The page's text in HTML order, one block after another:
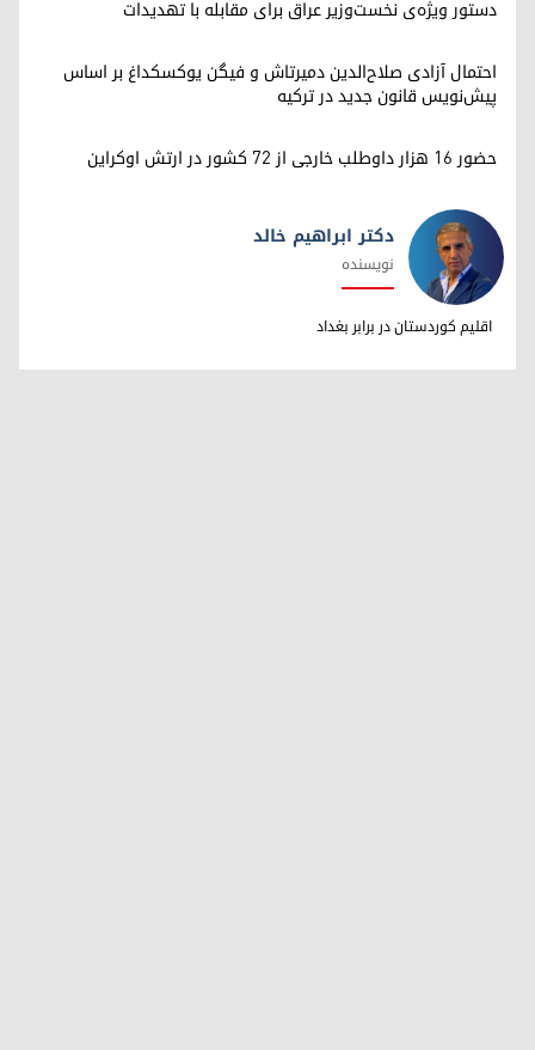
دستور ویژه‌ی نخست‌وزیر عراق برای مقابله با تهدیدات
احتمال آزادی صلاح‌الدین دمیرتاش و فیگن یوکسکداغ بر اساس
پیش‌نویس قانون جدید در ترکیه
حضور ۱۶ هزار داوطلب خارجی از ۷۲ کشور در ارتش اوکراین
دکتر ابراهیم خالد
دکتر ابراهیم خالد
نویسنده
اقلیم کوردستان در برابر بغداد